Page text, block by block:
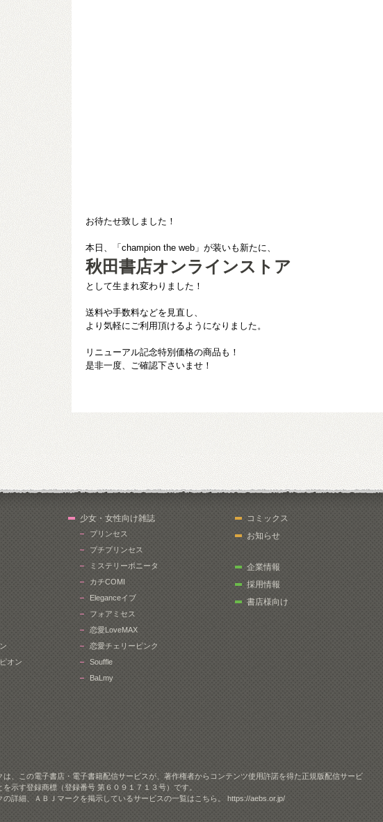
お待たせ致しました！
本日、「champion the web」が装いも新たに、
秋田書店オンラインストア
として生まれ変わりました！
送料や手数料などを見直し、
より気軽にご利用頂けるようになりました。
リニューアル記念特別価格の商品も！
是非一度、ご確認下さいませ！
オン
少女・女性向け雑誌
プリンセス
プチプリンセス
ミステリーボニータ
カチCOMI
Eleganceイブ
フォアミセス
恋愛LoveMAX
恋愛チェリーピンク
Souffle
BaLmy
コミックス
お知らせ
企業情報
採用情報
書店様向け
は、この電子書店・電子書籍配信サービスが、著作権者からコンテンツ使用許諾を得た正規版配信サービ
を示す登録商標（登録番号 第６０９１７１３号）です。
の詳細、ＡＢＪマークを掲示しているサービスの一覧はこちら。https://aebs.or.jp/